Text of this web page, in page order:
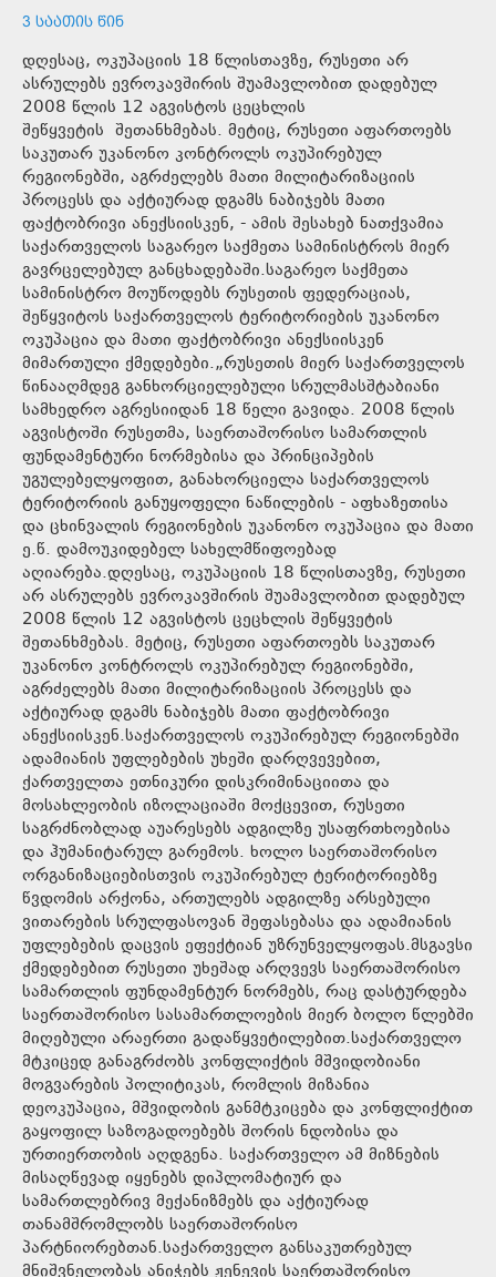
3 ᲡᲐᲐᲗᲘᲡ ᲬᲘᲜ
დღესაც, ოკუპაციის 18 წლისთავზე, რუსეთი არ
ასრულებს ევროკავშირის შუამავლობით დადებულ
2008 წლის 12 აგვისტოს ცეცხლის
შეწყვეტის შეთანხმებას. მეტიც, რუსეთი აფართოებს
საკუთარ უკანონო კონტროლს ოკუპირებულ
რეგიონებში, აგრძელებს მათი მილიტარიზაციის
პროცესს და აქტიურად დგამს ნაბიჯებს მათი
ფაქტობრივი ანექსიისკენ, - ამის შესახებ ნათქვამია
საქართველოს საგარეო საქმეთა სამინისტროს მიერ
გავრცელებულ განცხადებაში.საგარეო საქმეთა
სამინისტრო მოუწოდებს რუსეთის ფედერაციას,
შეწყვიტოს საქართველოს ტერიტორიების უკანონო
ოკუპაცია და მათი ფაქტობრივი ანექსიისკენ
მიმართული ქმედებები.„რუსეთის მიერ საქართველოს
წინააღმდეგ განხორციელებული სრულმასშტაბიანი
სამხედრო აგრესიიდან 18 წელი გავიდა. 2008 წლის
აგვისტოში რუსეთმა, საერთაშორისო სამართლის
ფუნდამენტური ნორმებისა და პრინციპების
უგულებელყოფით, განახორციელა საქართველოს
ტერიტორიის განუყოფელი ნაწილების - აფხაზეთისა
და ცხინვალის რეგიონების უკანონო ოკუპაცია და მათი
ე.წ. დამოუკიდებელ სახელმწიფოებად
აღიარება.დღესაც, ოკუპაციის 18 წლისთავზე, რუსეთი
არ ასრულებს ევროკავშირის შუამავლობით დადებულ
2008 წლის 12 აგვისტოს ცეცხლის შეწყვეტის
შეთანხმებას. მეტიც, რუსეთი აფართოებს საკუთარ
უკანონო კონტროლს ოკუპირებულ რეგიონებში,
აგრძელებს მათი მილიტარიზაციის პროცესს და
აქტიურად დგამს ნაბიჯებს მათი ფაქტობრივი
ანექსიისკენ.საქართველოს ოკუპირებულ რეგიონებში
ადამიანის უფლებების უხეში დარღვევებით,
ქართველთა ეთნიკური დისკრიმინაციითა და
მოსახლეობის იზოლაციაში მოქცევით, რუსეთი
საგრძნობლად აუარესებს ადგილზე უსაფრთხოებისა
და ჰუმანიტარულ გარემოს. ხოლო საერთაშორისო
ორგანიზაციებისთვის ოკუპირებულ ტერიტორიებზე
წვდომის არქონა, ართულებს ადგილზე არსებული
ვითარების სრულფასოვან შეფასებასა და ადამიანის
უფლებების დაცვის ეფექტიან უზრუნველყოფას.მსგავსი
ქმედებებით რუსეთი უხეშად არღვევს საერთაშორისო
სამართლის ფუნდამენტურ ნორმებს, რაც დასტურდება
საერთაშორისო სასამართლოების მიერ ბოლო წლებში
მიღებული არაერთი გადაწყვეტილებით.საქართველო
მტკიცედ განაგრძობს კონფლიქტის მშვიდობიანი
მოგვარების პოლიტიკას, რომლის მიზანია
დეოკუპაცია, მშვიდობის განმტკიცება და კონფლიქტით
გაყოფილ საზოგადოებებს შორის ნდობისა და
ურთიერთობის აღდგენა. საქართველო ამ მიზნების
მისაღწევად იყენებს დიპლომატიურ და
სამართლებრივ მექანიზმებს და აქტიურად
თანამშრომლობს საერთაშორისო
პარტნიორებთან.საქართველო განსაკუთრებულ
მნიშვნელობას ანიჭებს ჟენევის საერთაშორისო